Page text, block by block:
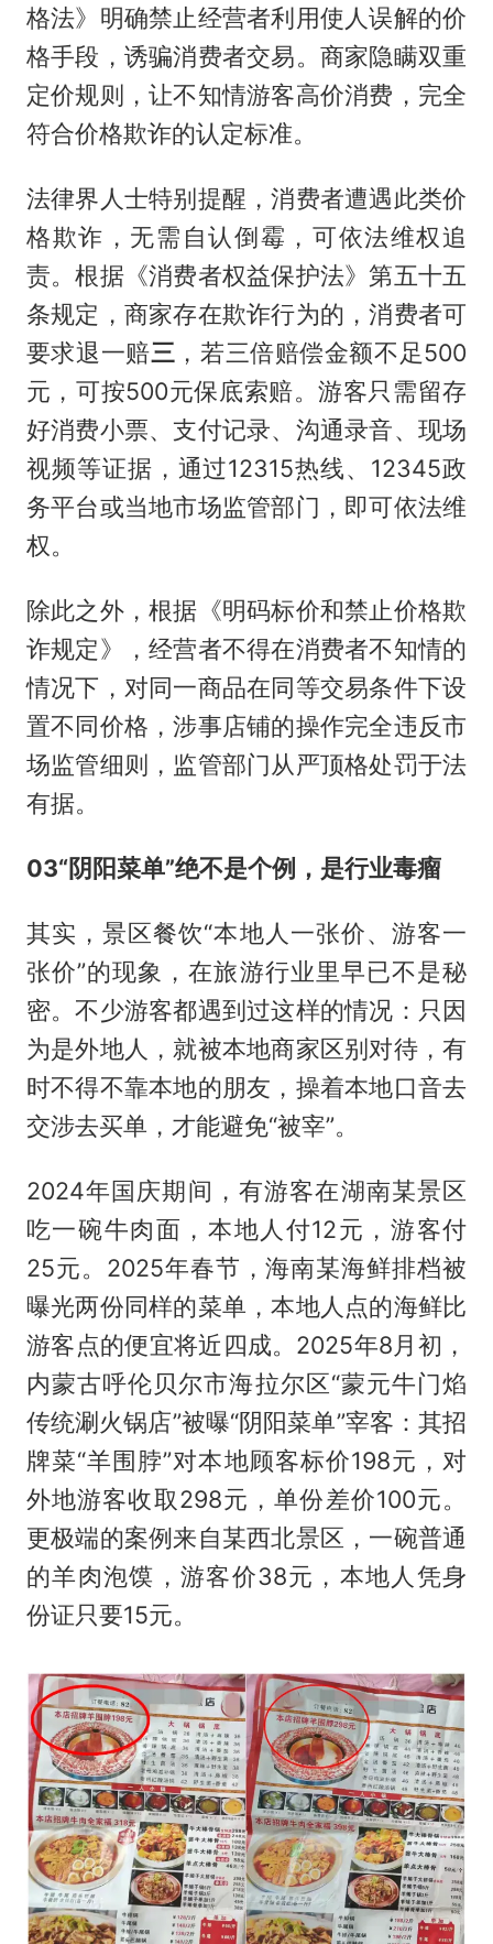
格法》明确禁止经营者利用使人误解的价
格手段，诱骗消费者交易。商家隐瞒双重
定价规则，让不知情游客高价消费，完全
符合价格欺诈的认定标准。
法律界人士特别提醒，消费者遭遇此类价
格欺诈，无需自认倒霉，可依法维权追
责。根据《消费者权益保护法》第五十五
条规定，商家存在欺诈行为的，消费者可
要求退一赔三 ，若三倍赔偿金额不足500
元，可按500元保底索赔。游客只需留存
好消费小票、支付记录、沟通录音、现场
视频等证据，通过12315热线、12345政
务平台或当地市场监管部门，即可依法维
权。
除此之外，根据《明码标价和禁止价格欺
诈规定》，经营者不得在消费者不知情的
情况下，对同一商品在同等交易条件下设
置不同价格，涉事店铺的操作完全违反市
场监管细则，监管部门从严顶格处罚于法
有据。
03“阴阳菜单”绝不是个例，是行业毒瘤
其实，景区餐饮“本地人一张价、游客一
张价”的现象，在旅游行业里早已不是秘
密。不少游客都遇到过这样的情况：只因
为是外地人，就被本地商家区别对待，有
时不得不靠本地的朋友，操着本地口音去
交涉去买单，才能避免“被宰”。
2024年国庆期间，有游客在湖南某景区
吃一碗牛肉面，本地人付12元，游客付
25元。2025年春节，海南某海鲜排档被
曝光两份同样的菜单，本地人点的海鲜比
游客点的便宜将近四成。2025年8月初，
内蒙古呼伦贝尔市海拉尔区“蒙元牛门焰
传统涮火锅店”被曝“阴阳菜单”宰客：其招
牌菜“羊围脖”对本地顾客标价198元，对
外地游客收取298元，单份差价100元。
更极端的案例来自某西北景区，一碗普通
的羊肉泡馍，游客价38元，本地人凭身
份证只要15元。